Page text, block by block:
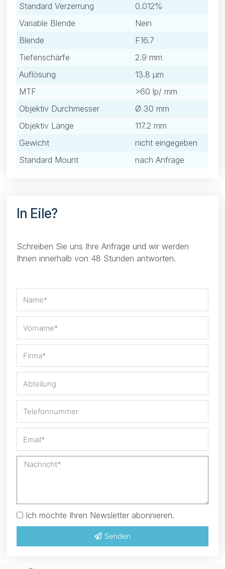
Standard Verzerrung
0.012%
Variable Blende
Nein
Blende
F16.7
Tiefenschärfe
2.9 mm
Auflösung
13.8 μm
MTF
>60 lp/ mm
Objektiv Durchmesser
Ø 30 mm
Objektiv Länge
117.2 mm
Gewicht
nicht eingegeben
Standard Mount
nach Anfrage
In Eile?
Schreiben Sie uns Ihre Anfrage und wir werden
Ihnen innerhalb von 48 Stunden antworten.
Ich möchte Ihren Newsletter abonnieren.
Senden